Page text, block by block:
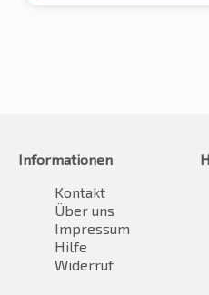
Informationen
Kontakt
Über uns
Impressum
Hilfe
Widerruf